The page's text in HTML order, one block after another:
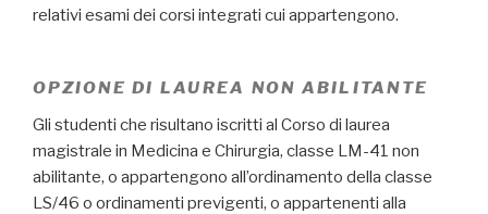
relativi esami dei corsi integrati cui appartengono.
OPZIONE DI LAUREA NON ABILITANTE
Gli studenti che risultano iscritti al Corso di laurea
magistrale in Medicina e Chirurgia, classe LM-41 non
abilitante, o appartengono all’ordinamento della classe
LS/46 o ordinamenti previgenti, o appartenenti alla